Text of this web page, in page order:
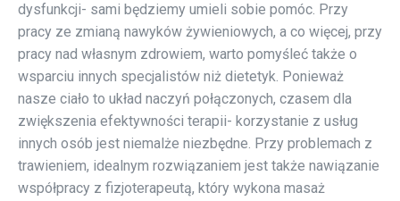
dysfunkcji- sami będziemy umieli sobie pomóc. Przy
pracy ze zmianą nawyków żywieniowych, a co więcej, przy
pracy nad własnym zdrowiem, warto pomyśleć także o
wsparciu innych specjalistów niż dietetyk. Ponieważ
nasze ciało to układ naczyń połączonych, czasem dla
zwiększenia efektywności terapii- korzystanie z usług
innych osób jest niemalże niezbędne. Przy problemach z
trawieniem, idealnym rozwiązaniem jest także nawiązanie
współpracy z fizjoterapeutą, który wykona masaż